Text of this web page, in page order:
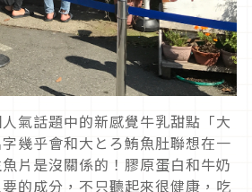
氣話題中的新感覺牛乳甜點「大
幾乎會和大とろ鮪魚肚聯想在一
片是沒關係的！膠原蛋白和牛奶
的成分，不只聽起來很健康，吃